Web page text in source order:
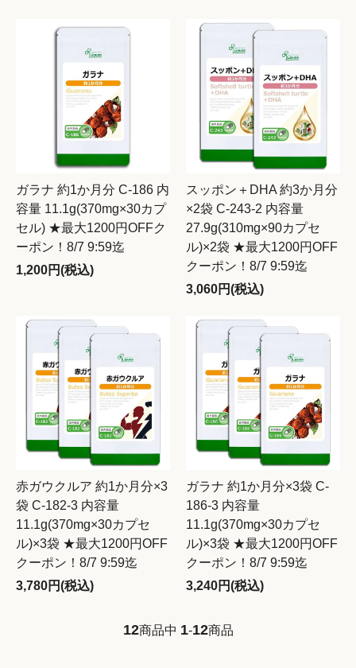
ガラナ 約1か月分 C-186 内
容量 11.1g(370mg×30カプ
セル) ★最大1200円OFFク
ーポン！8/7 9:59迄
1,200円(税込)
スッポン＋DHA 約3か月分
×2袋 C-243-2 内容量
27.9g(310mg×90カプセ
ル)×2袋 ★最大1200円OFF
クーポン！8/7 9:59迄
3,060円(税込)
赤ガウクルア 約1か月分×3
袋 C-182-3 内容量
11.1g(370mg×30カプセ
ル)×3袋 ★最大1200円OFF
クーポン！8/7 9:59迄
3,780円(税込)
ガラナ 約1か月分×3袋 C-
186-3 内容量
11.1g(370mg×30カプセ
ル)×3袋 ★最大1200円OFF
クーポン！8/7 9:59迄
3,240円(税込)
12商品中 1-12商品